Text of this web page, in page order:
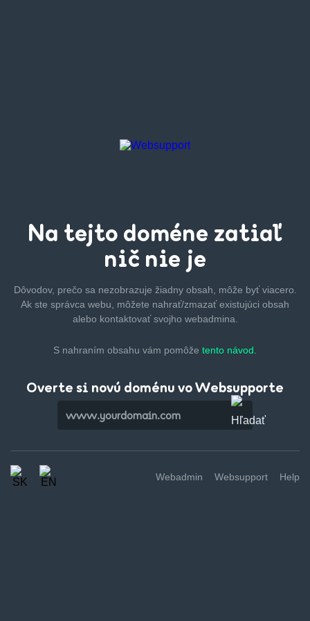
Na tejto doméne zatiaľ
nič nie je
Dôvodov, prečo sa nezobrazuje žiadny obsah, môže byťviacero.
Ak ste správca webu, môžete nahrať/zmazaťexistujúci obsah
alebo kontaktovať svojho webadmina.
S nahraním obsahu vám pomôže tento návod.
Overte si novú doménu vo Websupporte
Webadmin Websupport Help